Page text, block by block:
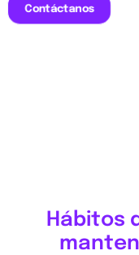
Contáctanos
Hábitos